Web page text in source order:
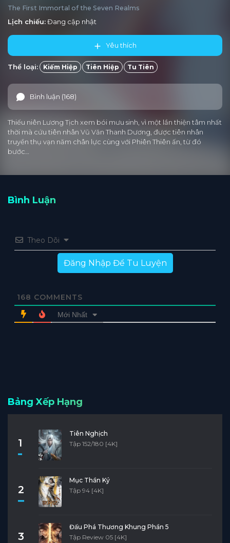
Tập 20 Tập 19 Tập 18 Tập 17 Tập 16
Tập 15 Tập 14 Tập 13 Tập 12 Tập 11
Tập 5 Tập 4
The First Immortal of the Seven Realms
Lịch chiếu:Đang cập nhật
Yêu thích
Thể loại: Kiếm Hiệp Tiên Hiệp Tu Tiên
Bình luận (168)
Thiếu niên Lương Tịch xem bói mưu sinh, vì một lần thiện tâm nhất
thời mà cứu tiên nhân Vũ Văn Thanh Dương, được tiên nhân
truyền thụ vạn năm chân lực cùng với Phiên Thiên ấn, từ đó
bước…
Bình Luận
Theo Dõi
Đăng Nhập Để Tu Luyện
168 COMMENTS
Mới Nhất
Bảng Xếp Hạng
1
Tiên Nghịch
Tập 152/180 [4K]
2
Mục Thần Ký
Tập 94 [4K]
3
Đấu Phá Thương Khung Phần 5
Tập Review 05 [4K]